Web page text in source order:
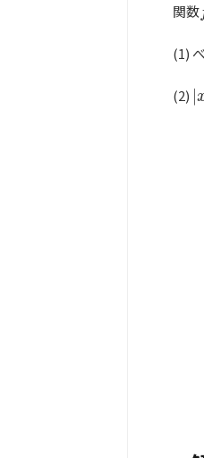
関数f
(1)
(2) x